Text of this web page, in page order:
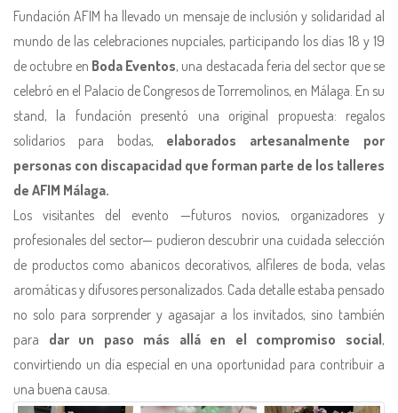
Fundación AFIM ha llevado un mensaje de inclusión y solidaridad al
mundo de las celebraciones nupciales, participando los días 18 y 19
de octubre en Boda Eventos, una destacada feria del sector que se
celebró en el Palacio de Congresos de Torremolinos, en Málaga. En su
stand, la fundación presentó una original propuesta: regalos
solidarios para bodas, elaborados artesanalmente por
personas con discapacidad que forman parte de los talleres
de AFIM Málaga.
Los visitantes del evento —futuros novios, organizadores y
profesionales del sector— pudieron descubrir una cuidada selección
de productos como abanicos decorativos, alfileres de boda, velas
aromáticas y difusores personalizados. Cada detalle estaba pensado
no solo para sorprender y agasajar a los invitados, sino también
para dar un paso más allá en el compromiso social,
convirtiendo un día especial en una oportunidad para contribuir a
una buena causa.